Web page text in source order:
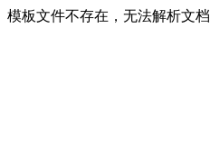
模板文件不存在，无法解析文档